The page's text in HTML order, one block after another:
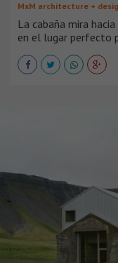
MxM architecture +
La cabaña mira
en el lugar perfecto